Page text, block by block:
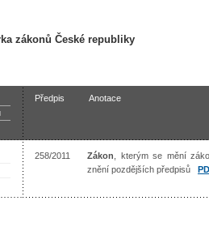
zákonů České republiky
Předpis Anotace
258/2011 Zákon , kterým se mění
znění pozdějších předpisů